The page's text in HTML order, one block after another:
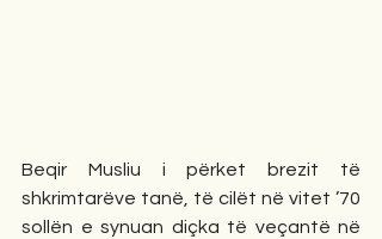
Beqir Musliu i përket brezit të
shkrimtarëve tanë, të cilët në vitet ’70
sollën e synuan diçka të veçantë në